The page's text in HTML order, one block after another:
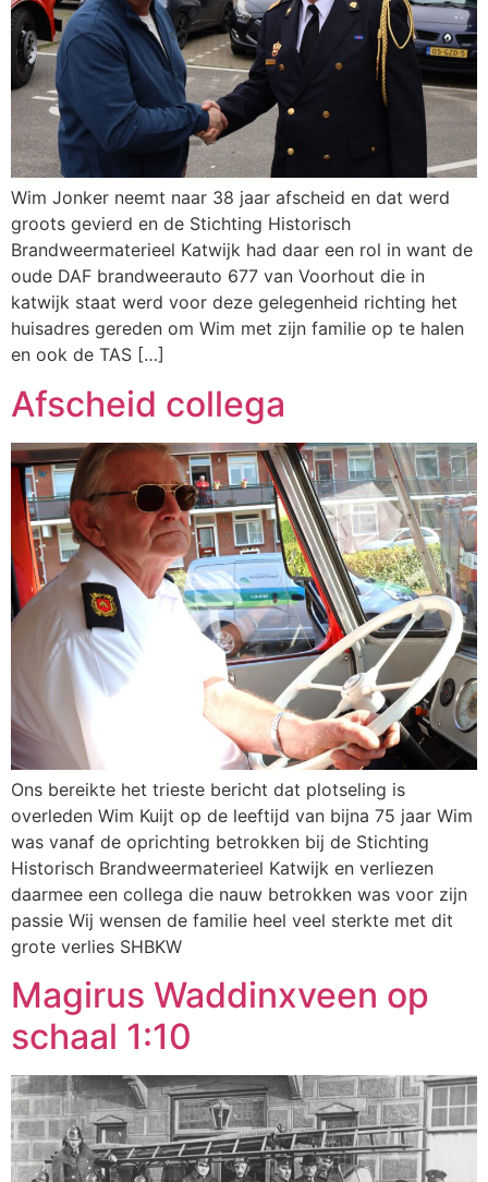
Wim Jonker neemt naar 38 jaar afscheid en dat werd
groots gevierd en de Stichting Historisch
Brandweermaterieel Katwijk had daar een rol in want de
oude DAF brandweerauto 677 van Voorhout die in
katwijk staat werd voor deze gelegenheid richting het
huisadres gereden om Wim met zijn familie op te halen
en ook de TAS […]
Afscheid collega
Ons bereikte het trieste bericht dat plotseling is
overleden Wim Kuijt op de leeftijd van bijna 75 jaar Wim
was vanaf de oprichting betrokken bij de Stichting
Historisch Brandweermaterieel Katwijk en verliezen
daarmee een collega die nauw betrokken was voor zijn
passie Wij wensen de familie heel veel sterkte met dit
grote verlies SHBKW
Magirus Waddinxveen op
schaal 1:10